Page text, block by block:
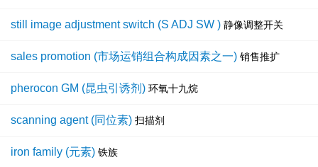
still image adjustment switch (S ADJ SW ) 静像调整开关
sales promotion (市场运销组合构成因素之一) 销售推扩
pherocon GM (昆虫引诱剂) 环氧十九烷
scanning agent (同位素) 扫描剂
iron family (元素) 铁族